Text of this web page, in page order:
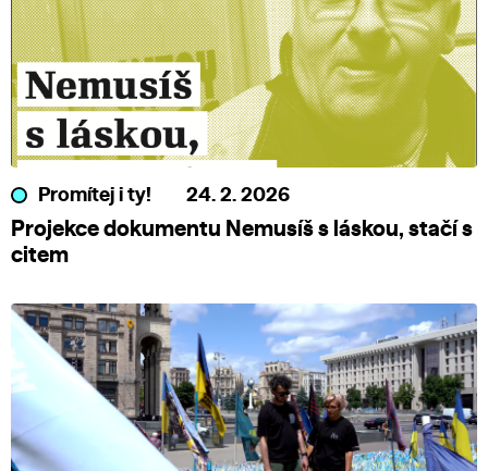
Promítej i ty! 24. 2. 2026
Projekce dokumentu Nemusíš s láskou, stačí s
citem